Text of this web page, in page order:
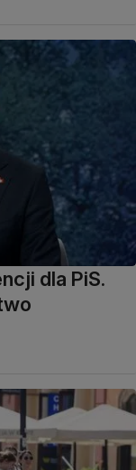
dla PiS.